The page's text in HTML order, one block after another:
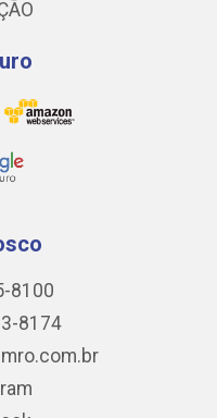
8100
8174